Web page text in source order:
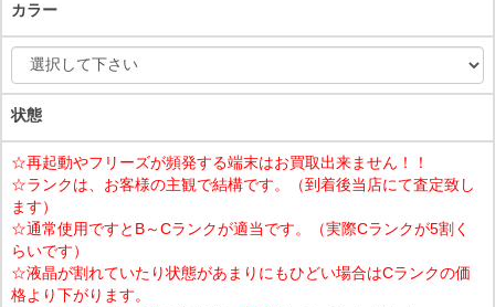
カラー
状態
☆再起動やフリーズが頻発する端末はお買取出来ません！！
☆ランクは、お客様の主観で結構です。（到着後当店にて査定致し
ます）
☆通常使用ですとB～Cランクが適当です。（実際Cランクが5割く
らいです）
☆液晶が割れていたり状態があまりにもひどい場合はCランクの価
格より下がります。